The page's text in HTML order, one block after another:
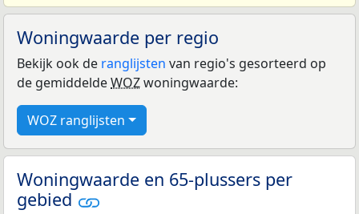
Woningwaarde per regio
Bekijk ook de ranglijsten van regio's gesorteerd op
de gemiddeldeWOZwoningwaarde:
WOZ ranglijsten
Woningwaarde en 65-plussers per
gebied